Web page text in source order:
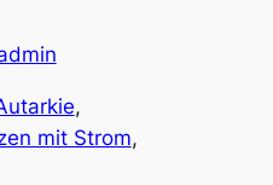
mit Strom